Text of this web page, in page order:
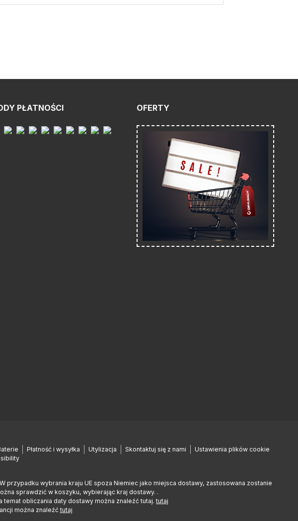
PŁATNOŚCI OFERTY
Płatność i wysyłka Utylizacja Skontaktuj się z nami
Ustawienia plików cookie
wybrania kraju UE spoza Niemiec jako miejsca dostawy, zastosowana zostanie
sprawdzić w koszyku, wybierając kraj dostawy. .
obliczania daty dostawy można znaleźć tutaj.tutaj
można znaleźćtutaj